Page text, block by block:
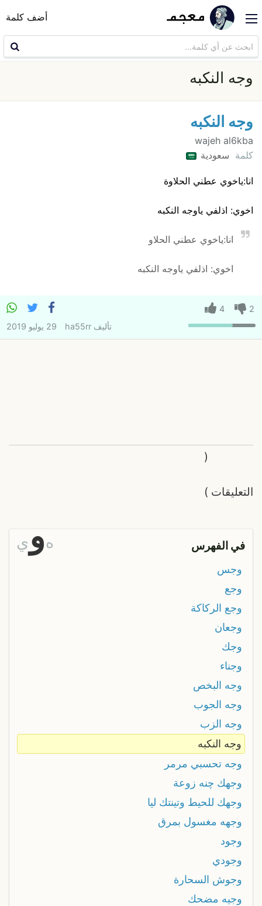
أضف كلمة
وجه النكبه
وجه النكبه
wajeh al6kba
كلمة سعودية
انا:ياخوي عطني الحلاوة
اخوي: اذلفي ياوجه النكبه
انا:ياخوي عطني الحلاو
اخوي: اذلفي ياوجه النكبه
2
4
تأليفha55rr 29 يوليو 2019
التعليقات
(
)
في الفهرس هو ي
وجس
وجع
وجع الركاكة
وجعان
وجك
وجناء
وجه البخص
وجه الجوب
وجه الزب
وجه النكبه
وجه تحسبي مرمر
وجهك چنه زوعة
وجهك للحيط وتينتك ليا
وجهه مغسول بمرق
وجود
وجودي
وجوش السحارة
وجيه مضحك